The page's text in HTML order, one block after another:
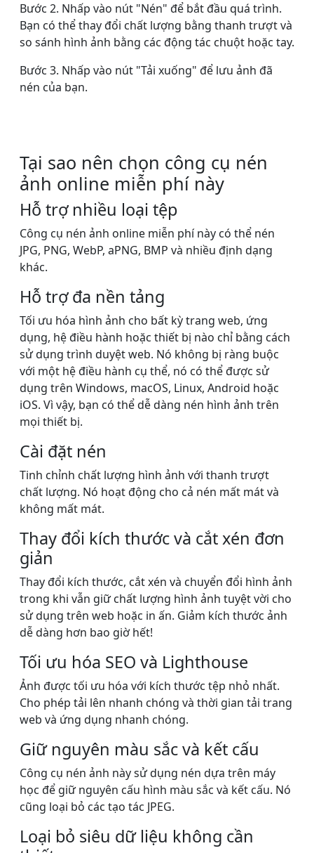
Bước 2. Nhấp vào nút "Nén" để bắt đầu quá trình.
Bạn có thể thay đổi chất lượng bằng thanh trượt và
so sánh hình ảnh bằng các động tác chuột hoặc tay.
Bước 3. Nhấp vào nút "Tải xuống" để lưu ảnh đã
nén của bạn.
Tại sao nên chọn công cụ nén
ảnh online miễn phí này
Hỗ trợ nhiều loại tệp
Công cụ nén ảnh online miễn phí này có thể nén
JPG, PNG, WebP, aPNG, BMP và nhiều định dạng
khác.
Hỗ trợ đa nền tảng
Tối ưu hóa hình ảnh cho bất kỳ trang web, ứng
dụng, hệ điều hành hoặc thiết bị nào chỉ bằng cách
sử dụng trình duyệt web. Nó không bị ràng buộc
với một hệ điều hành cụ thể, nó có thể được sử
dụng trên Windows, macOS, Linux, Android hoặc
iOS. Vì vậy, bạn có thể dễ dàng nén hình ảnh trên
mọi thiết bị.
Cài đặt nén
Tinh chỉnh chất lượng hình ảnh với thanh trượt
chất lượng. Nó hoạt động cho cả nén mất mát và
không mất mát.
Thay đổi kích thước và cắt xén đơn
giản
Thay đổi kích thước, cắt xén và chuyển đổi hình ảnh
trong khi vẫn giữ chất lượng hình ảnh tuyệt vời cho
sử dụng trên web hoặc in ấn. Giảm kích thước ảnh
dễ dàng hơn bao giờ hết!
Tối ưu hóa SEO và Lighthouse
Ảnh được tối ưu hóa với kích thước tệp nhỏ nhất.
Cho phép tải lên nhanh chóng và thời gian tải trang
web và ứng dụng nhanh chóng.
Giữ nguyên màu sắc và kết cấu
Công cụ nén ảnh này sử dụng nén dựa trên máy
học để giữ nguyên cấu hình màu sắc và kết cấu. Nó
cũng loại bỏ các tạo tác JPEG.
Loại bỏ siêu dữ liệu không cần